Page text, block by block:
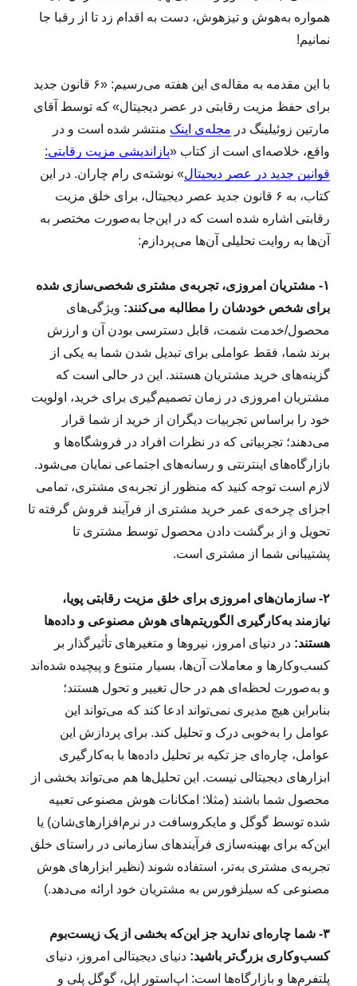
همواره به‌هوش و تیزهوش، دست به اقدام زد تا از رقبا جا
نمانیم!
با این مقدمه به مقاله‌ی این هفته می‌رسیم: «۶ قانون جدید
برای حفظ مزیت رقابتی در عصر دیجیتال» که توسط آقای
مارتین زوئیلینگ در مجله‌ی اینک منتشر شده است و در
واقع، خلاصه‌ای است از کتاب «بازاندیشی مزیت رقابتی:
قوانین جدید در عصر دیجیتال» نوشته‌ی رام چاران. در این
کتاب، به ۶ قانون جدید عصر دیجیتال، برای خلق مزیت
رقابتی اشاره شده است که در این‌جا به‌صورت مختصر به
آن‌ها به روایت تحلیلی آن‌ها می‌پردازم:
۱- مشتریان امروزی، تجربه‌ی مشتری شخصی‌سازی شده
برای شخص خودشان را مطالبه می‌کنند: ویژگی‌های
محصول/خدمت شمت، قابل دسترسی بودن آن و ارزش
برند شما، فقط عواملی برای تبدیل شدن شما به یکی از
گزینه‌های خرید مشتریان هستند. این در حالی است که
مشتریان امروزی در زمان تصمیم‌گیری برای خرید، اولویت
خود را براساس تجربیات دیگران از خرید از شما قرار
می‌دهند؛ تجربیاتی که در نظرات افراد در فروشگاه‌ها و
بازارگاه‌های اینترنتی و رسانه‌های اجتماعی نمایان می‌شود.
لازم است توجه کنید که منظور از تجربه‌ی مشتری، تمامی
اجزای چرخه‌ی عمر خرید مشتری از فرآیند فروش گرفته تا
تحویل و از برگشت‌ دادن محصول توسط مشتری تا
پشتیبانی شما از مشتری است.
۲- سازمان‌های امروزی برای خلق مزیت رقابتی پویا،
نیازمند به‌کارگیری الگوریتم‌های هوش مصنوعی و داده‌ها
هستند: در دنیای امروز، نیروها و متغیرهای تأثیرگذار بر
کسب‌وکارها و معاملات آن‌ها، بسیار متنوع و پیچیده‌ شده‌اند
و به‌صورت لحظه‌ای هم در حال تغییر و تحول هستند؛
بنابراین هیچ مدیری نمی‌تواند ادعا کند که می‌تواند این
عوامل را به‌خوبی درک و تحلیل کند. برای پردازش این
عوامل، چاره‌ای جز تکیه بر تحلیل داده‌ها با به‌کارگیری
ابزارهای دیجیتالی نیست. این تحلیل‌ها هم می‌تواند بخشی از
محصول شما باشند (مثلا: امکانات هوش مصنوعی تعبیه
شده توسط گوگل و مایکروسافت در نرم‌افزارهای‌شان) یا
این‌که برای بهینه‌سازی فرآیندهای سازمانی در راستای خلق
تجربه‌ی مشتری به‌تر، استفاده شوند (نظیر ابزارهای هوش
مصنوعی که سیلزفورس به مشتریان خود ارائه می‌دهد.)
۳- شما چاره‌ای ندارید جز این‌که بخشی از یک زیست‌بوم
کسب‌وکاری بزرگ‌تر باشید: دنیای دیجیتالی امروز، دنیای
پلتفرم‌ها و بازارگاه‌ها است: اپ‌استور اپل، گوگل پلی و